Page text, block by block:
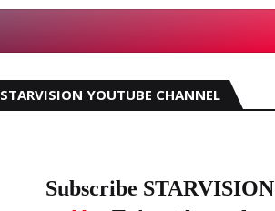
STARVISION YOUTUBE CHANNEL
Subscribe STARVISION